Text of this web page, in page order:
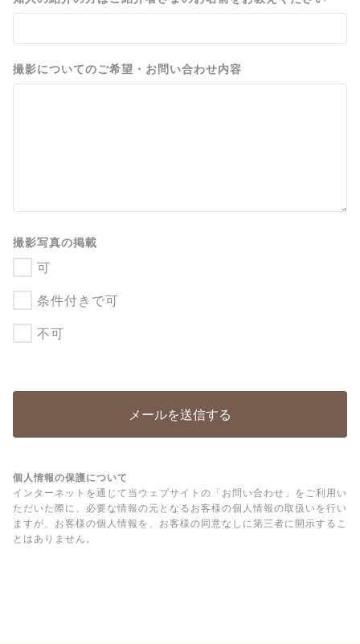
撮影についてのご希望・お問い合わせ内容
撮影写真の掲載
可
条件付きで可
不可
個人情報の保護について
インターネットを通じて当ウェブサイトの「お問い合わせ」をご利用い
ただいた際に、必要な情報の元となるお客様の個人情報の取扱いを行い
ますが、お客様の個人情報を、お客様の同意なしに第三者に開示するこ
とはありません。